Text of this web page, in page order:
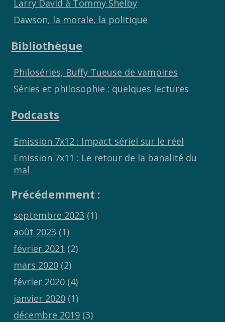
Larry David à Tommy Shelby
Dawson, la morale, la politique
Bibliothèque
Philoséries, Buffy Tueuse de vampires
Séries et philosophie : quelques lectures
Podcasts
Emission 7x12 : Impact sériel sur le réel
Emission 7x11 : Le retour de la banalité du
mal
Précédemment :
septembre 2023 (1)
août 2023 (1)
février 2021 (2)
mars 2020(2)
février 2020(4)
janvier 2020(1)
décembre 2019(3)